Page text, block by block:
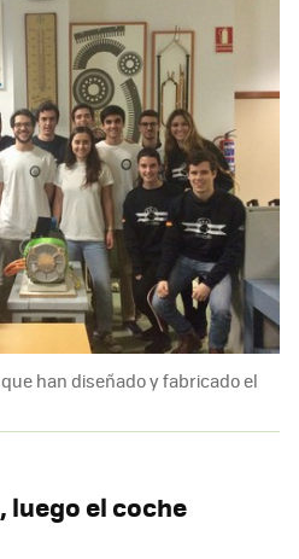
han diseñado y fabricado el
luego el coche